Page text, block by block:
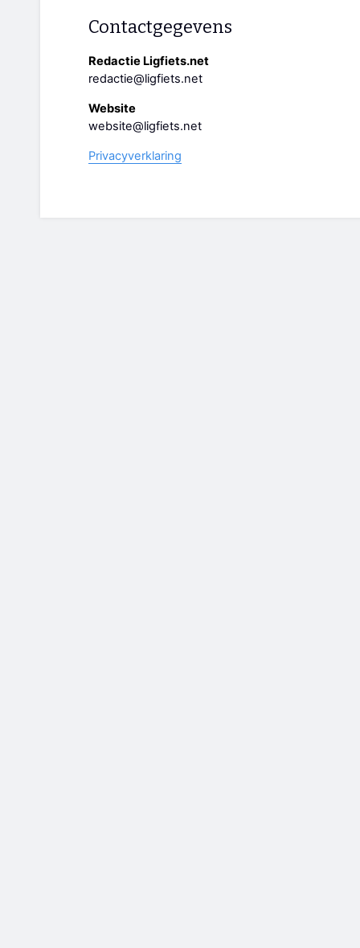
Contactgegevens
Redactie Ligfiets.net
redactie@ligfiets.net
Website
website@ligfiets.net
Privacyverklaring